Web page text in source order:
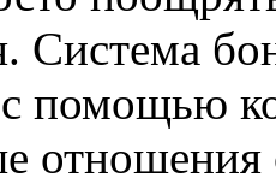
Система
помощью
отношения